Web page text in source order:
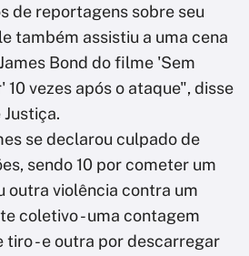
de reportagens sobre seu
também assistiu a uma cena
Bond do filme 'Sem
vezes após o ataque", disse
se declarou culpado de
sendo 10 por cometer um
outra violência contra um
coletivo - uma contagem
tiro - e outra por descarregar